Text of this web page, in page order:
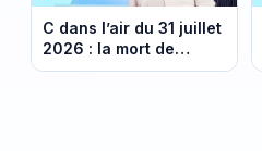
C dans l’air du 31 juillet
2026 : la mort de
Daniel Siad relance les